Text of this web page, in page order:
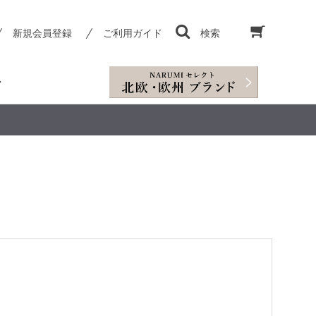
新規会員登録 ご利用ガイド 検索